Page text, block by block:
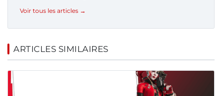
Voir tous les articles →
ARTICLES SIMILAIRES